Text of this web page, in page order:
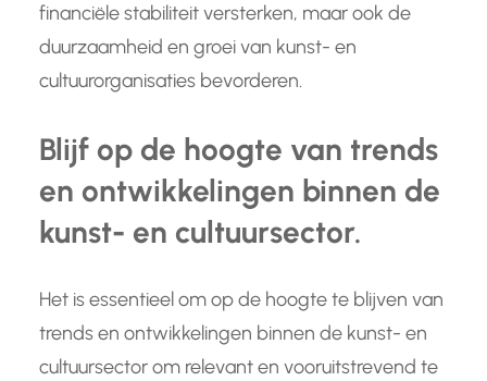
financiële stabiliteit versterken, maar ook de
duurzaamheid en groei van kunst- en
cultuurorganisaties bevorderen.
Blijf op de hoogte van trends
en ontwikkelingen binnen de
kunst- en cultuursector.
Het is essentieel om op de hoogte te blijven van
trends en ontwikkelingen binnen de kunst- en
cultuursector om relevant en vooruitstrevend te